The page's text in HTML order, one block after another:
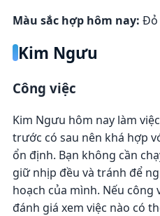
Màu sắc hợp hôm nay: Đỏ
Kim Ngưu
Công việc
Kim Ngưu hôm nay làm
trước có sau nên khá hợp
ổn định. Bạn không cần
giữ nhịp đều và tránh để
hoạch của mình. Nếu công
đánh giá xem việc nào có